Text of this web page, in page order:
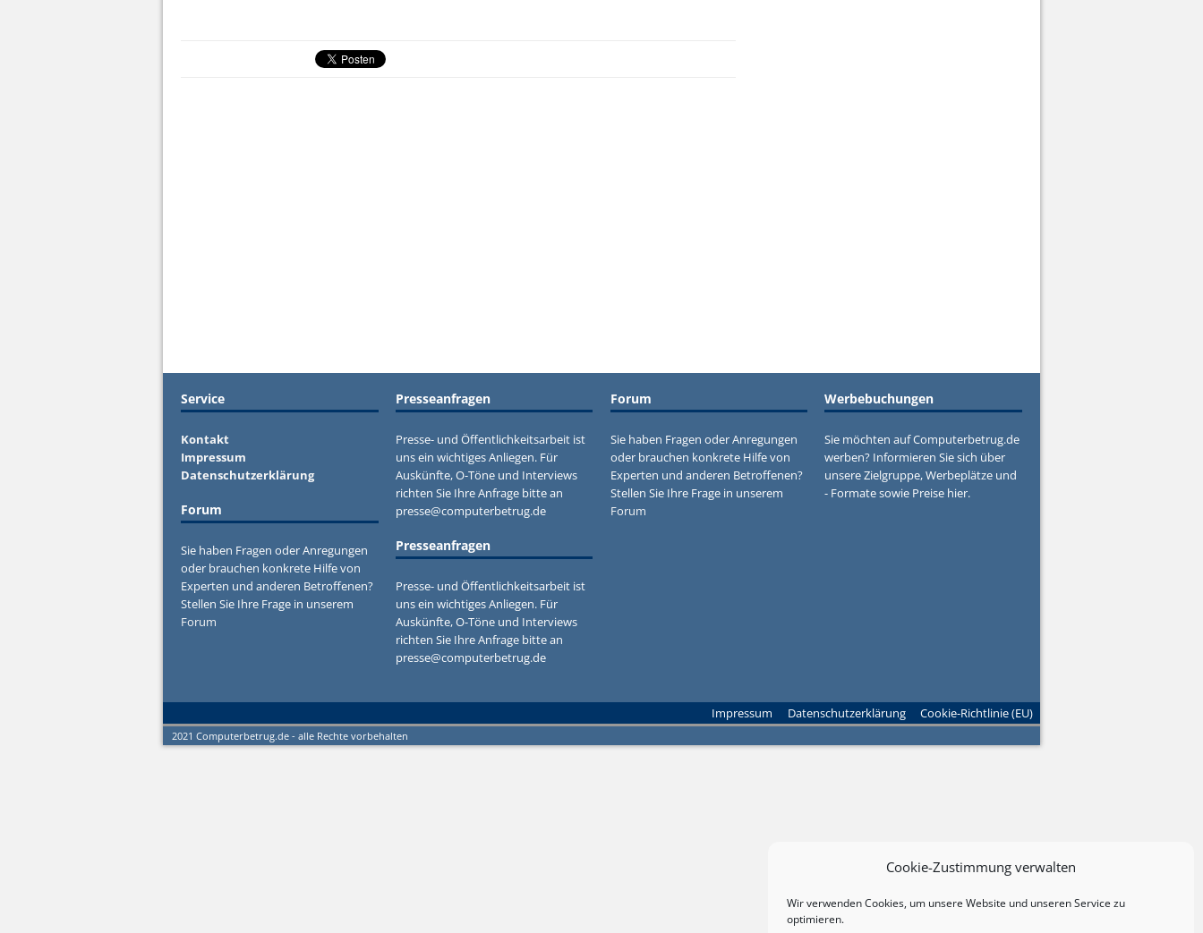
Cookie-Zustimmung verwalten
Wir verwenden Cookies, um unsere Website und unseren Service zu
optimieren.
Service
Kontakt
Impressum
Datenschutzerklärung
Forum
Sie haben Fragen oder Anregungen
oder brauchen konkrete Hilfe von
Experten und anderen Betroffenen?
Stellen Sie Ihre Frage in unserem
Forum
Presseanfragen
Presse- und Öffentlichkeitsarbeit ist
uns ein wichtiges Anliegen. Für
Auskünfte, O-Töne und Interviews
richten Sie Ihre Anfrage bitte an
presse@computerbetrug.de
Presseanfragen
Presse- und Öffentlichkeitsarbeit ist
uns ein wichtiges Anliegen. Für
Auskünfte, O-Töne und Interviews
richten Sie Ihre Anfrage bitte an
presse@computerbetrug.de
Forum
Sie haben Fragen oder Anregungen
oder brauchen konkrete Hilfe von
Experten und anderen Betroffenen?
Stellen Sie Ihre Frage in unserem
Forum
Werbebuchungen
Sie möchten auf Computerbetrug.de
werben? Informieren Sie sich über
unsere Zielgruppe, Werbeplätze und
- Formate sowie Preise hier.
Impressum Datenschutzerklärung Cookie-Richtlinie (EU)
2021 Computerbetrug.de - alle Rechte vorbehalten